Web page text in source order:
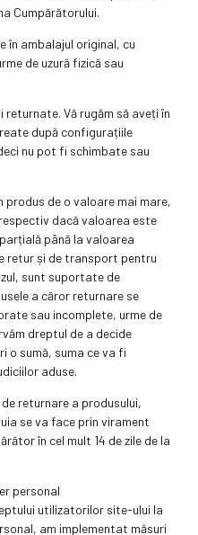
Cumpărătorului.
în ambalajul original, cu
de uzură fizică sau
Vă rugăm să aveți în
după configurațiile
nu pot fi schimbate sau
produs de o valoare mai mare,
dacă valoarea este
până la valoarea
retur și de transport pentru
sunt suportate de
a căror returnare se
sau incomplete, urme de
dreptul de a decide
o sumă, suma ce va fi
aduse.
returnare a produsului,
se va face prin virament
în cel mult 14 de zile de la
personal
utilizatorilor site-ului la
am implementat măsuri